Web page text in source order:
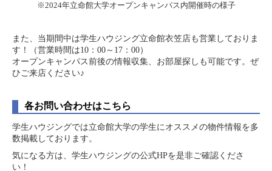
※2024年立命館大学オープンキャンパス内開催時の様子
また、当期間中は学生ハウジング立命館衣笠店も営業しておりま
す！（営業時間は10：00～17：00）
オープンキャンパス前後の情報収集、お部屋探しも可能です。ぜ
ひご来店ください♪
各お問い合わせはこちら
学生ハウジングでは立命館大学の学生にオススメの物件情報を多
数掲載しております。
気になる方は、学生ハウジングの公式HPを是非ご確認くださ
い！